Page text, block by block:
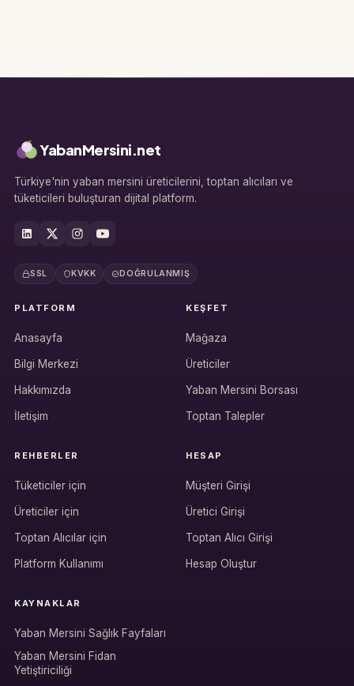
Hesabına giriş yap
Üretici / çiftçi paneli
YabanMersini.net
Türkiye'nin yaban mersini üreticilerini, toptan alıcıları ve
tüketicileri buluşturan dijital platform.
SSL KVKK DOĞRULANMIŞ
PLATFORM
Anasayfa
Bilgi Merkezi
Hakkımızda
İletişim
KEŞFET
Mağaza
Üreticiler
Yaban Mersini Borsası
Toptan Talepler
REHBERLER
Tüketiciler için
Üreticiler için
Toptan Alıcılar için
Platform Kullanımı
HESAP
Müşteri Girişi
Üretici Girişi
Toptan Alıcı Girişi
Hesap Oluştur
KAYNAKLAR
Yaban Mersini Sağlık Fayfaları
Yaban Mersini Fidan
Yetiştiriciliği